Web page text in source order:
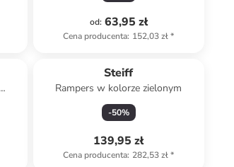
od: 63,95 zł
Cena producenta: 152,03 zł*
Steiff
Rampers w kolorze zielonym
-50%
139,95 zł
Cena producenta: 282,53 zł*